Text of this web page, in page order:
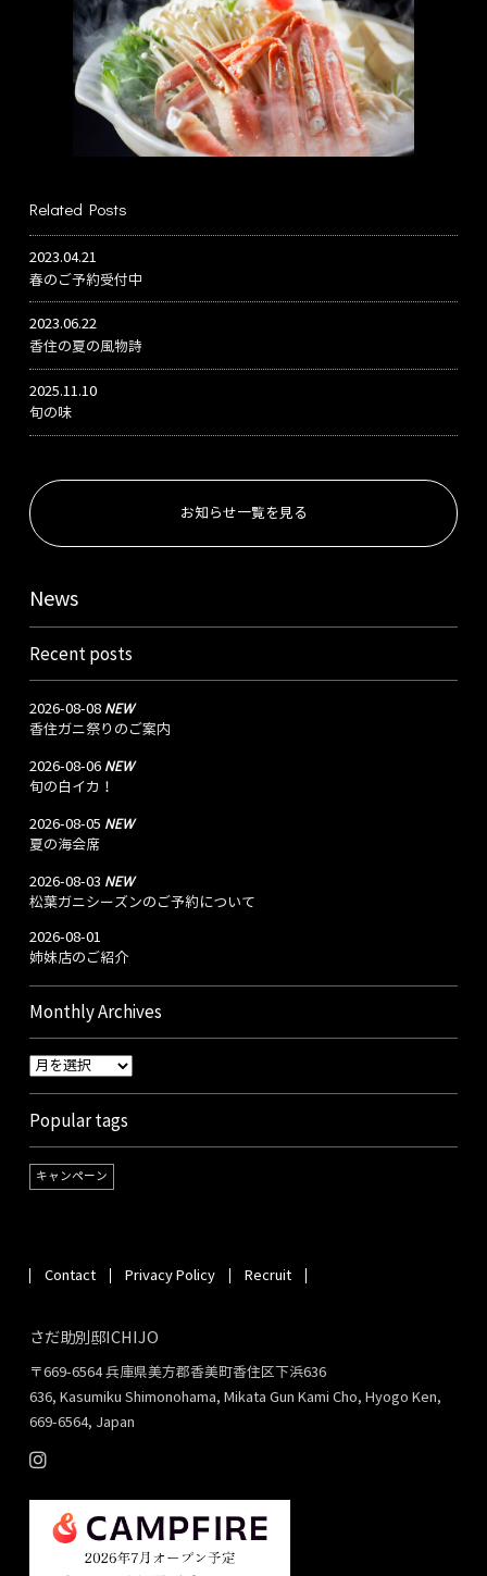
News
Recent posts
2026-08-08 NEW
香住ガニ祭りのご案内
2026-08-06 NEW
旬の白イカ！
2026-08-05 NEW
夏の海会席
2026-08-03 NEW
松葉ガニシーズンのご予約について
2026-08-01
姉妹店のご紹介
Monthly Archives
Popular tags
キャンペーン
Related Posts
2023.04.21
春のご予約受付中
2023.06.22
香住の夏の風物詩
2025.11.10
旬の味
お知らせ一覧を見る
Contact Privacy Policy Recruit
さだ助別邸ICHIJO
〒669-6564 兵庫県美方郡香美町香住区下浜636
636, Kasumiku Shimonohama, Mikata Gun Kami Cho, Hyogo Ken,
669-6564, Japan